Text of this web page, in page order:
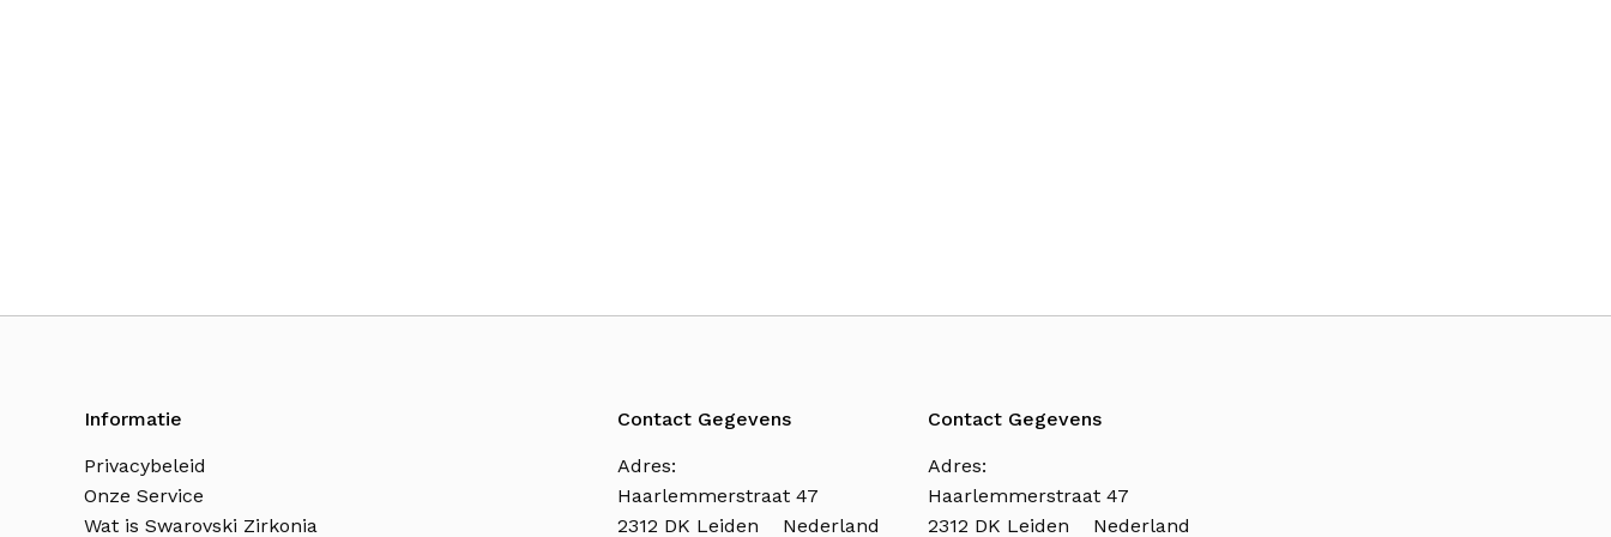
Informatie
Privacybeleid
Onze Service
Wat is Swarovski Zirkonia
Contact Gegevens
Adres:
Haarlemmerstraat 47
2312 DK Leiden Nederland
Contact Gegevens
Adres:
Haarlemmerstraat 47
2312 DK Leiden Nederland